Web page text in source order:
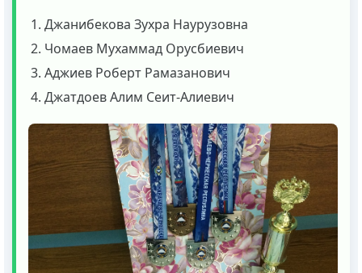
Джанибекова Зухра Наурузовна
Чомаев Мухаммад Орусбиевич
Аджиев Роберт Рамазанович
Джатдоев Алим Сеит-Алиевич